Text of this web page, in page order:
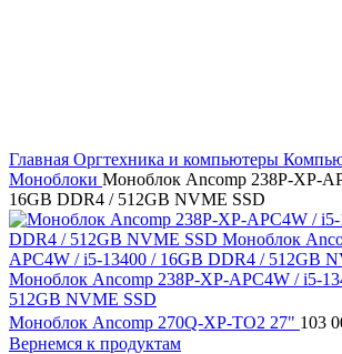
Главная Оргтехника и компьютеры
Моноблоки Моноблок Ancomp 238P-XP-
16GB DDR4 / 512GB NVME SSD
Моноблок Ancomp 270Q-ХР-ТО2 27" 103
Вернемся к продуктам